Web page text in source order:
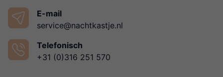
E-mail
service@nachtkastje.nl
Telefonisch
+31 (0)316 251 570